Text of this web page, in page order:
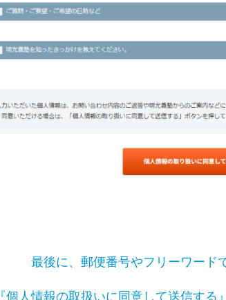
最後に、郵便番号やフリーワード
『個人情報の取扱いに同意して送信する